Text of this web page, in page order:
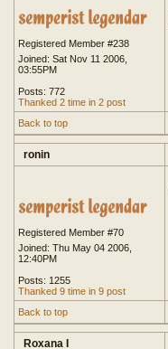
Registered Member #238
Joined: Sat Nov 11 2006,
03:55PM
Posts: 772
Thanked 2 time in 2 post
Back to top
ronin
Registered Member #70
Joined: Thu May 04 2006,
12:40PM
Posts: 1255
Thanked 9 time in 9 post
Back to top
Roxana I